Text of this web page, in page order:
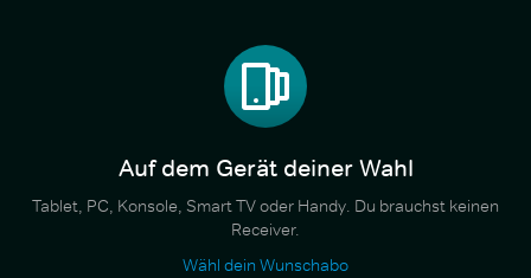
Auf dem Gerät deiner Wahl
Tablet, PC, Konsole, Smart TV oder Handy. Du brauchst keinen
Receiver.
Wähl dein Wunschabo